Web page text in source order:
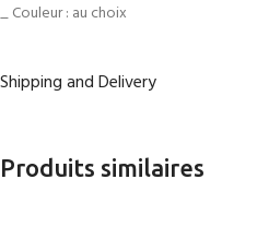
_ Couleur : au choix
Shipping and Delivery
Produits similaires